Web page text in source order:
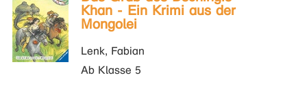
Khan - Ein Krimi aus der
Mongolei
Lenk, Fabian
Ab Klasse 5